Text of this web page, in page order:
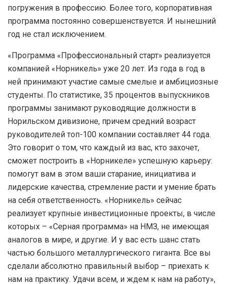
погружения в профессию. Более того, корпоративная
программа постоянно совершенствуется. И нынешний
год не стал исключением.
«Программа «Профессиональный старт» реализуется
компанией «Норникель» уже 20 лет. Из года в год в
ней принимают участие самые смелые и амбициозные
студенты. По статистике, 35 процентов выпускников
программы занимают руководящие должности в
Норильском дивизионе, причем средний возраст
руководителей топ-100 компании составляет 44 года.
Это говорит о том, что каждый из вас, кто захочет,
сможет построить в «Норникеле» успешную карьеру:
помогут вам в этом ваши старание, инициатива и
лидерские качества, стремление расти и умение брать
на себя ответственность. «Норникель» сейчас
реализует крупные инвестиционные проекты, в числе
которых – «Серная программа» на НМЗ, не имеющая
аналогов в мире, и другие. И у вас есть шанс стать
частью большого металлургического гиганта. Все вы
сделали абсолютно правильный выбор – приехать к
нам на практику. Удачи всем, и ждем к нам на работу»,